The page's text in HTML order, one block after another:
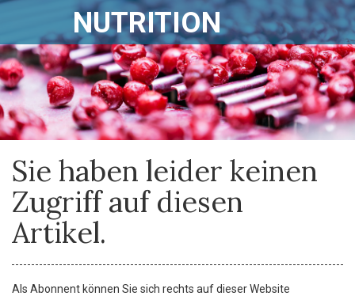
NUTRITION
Sie haben leider keinen
Zugriff auf diesen
Artikel.
Als Abonnent können Sie sich rechts auf dieser Website